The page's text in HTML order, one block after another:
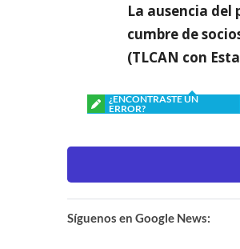
La ausencia del
cumbre de
(TLCAN con
¿ENCONTRASTE UN
ERROR?
Síguenos en Google News: